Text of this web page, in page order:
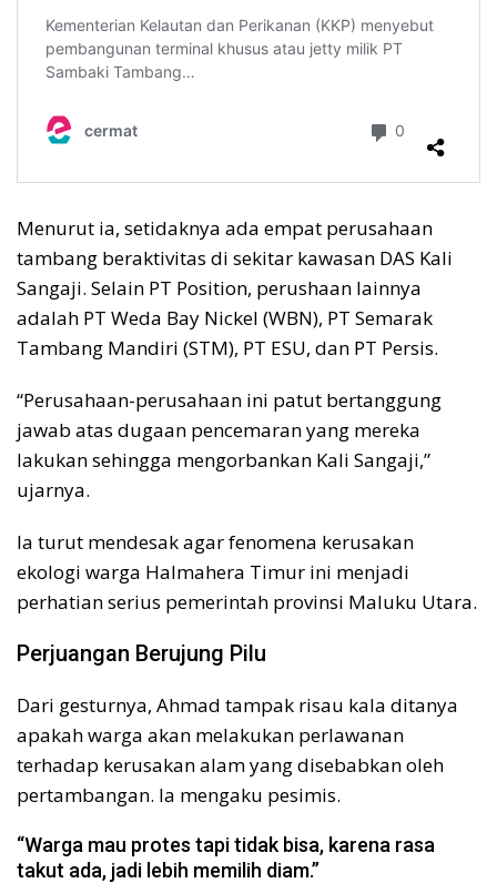
Menurut ia, setidaknya ada empat perusahaan
tambang beraktivitas di sekitar kawasan DAS Kali
Sangaji. Selain PT Position, perushaan lainnya
adalah PT Weda Bay Nickel (WBN), PT Semarak
Tambang Mandiri (STM), PT ESU, dan PT Persis.
“Perusahaan-perusahaan ini patut bertanggung
jawab atas dugaan pencemaran yang mereka
lakukan sehingga mengorbankan Kali Sangaji,”
ujarnya.
Ia turut mendesak agar fenomena kerusakan
ekologi warga Halmahera Timur ini menjadi
perhatian serius pemerintah provinsi Maluku Utara.
Perjuangan Berujung Pilu
Dari gesturnya, Ahmad tampak risau kala ditanya
apakah warga akan melakukan perlawanan
terhadap kerusakan alam yang disebabkan oleh
pertambangan. Ia mengaku pesimis.
“Warga mau protes tapi tidak bisa, karena rasa
takut ada, jadi lebih memilih diam.”